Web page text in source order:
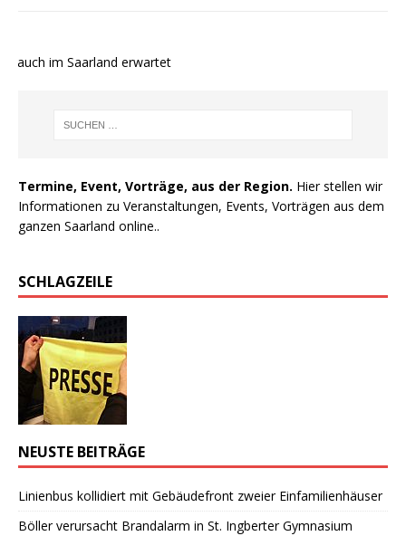
auch im Saarland erwartet
Termine, Event, Vorträge, aus der Region. Hier stellen wir
Informationen zu Veranstaltungen, Events, Vorträgen aus dem
ganzen Saarland online..
SCHLAGZEILE
NEUSTE BEITRÄGE
Linienbus kollidiert mit Gebäudefront zweier Einfamilienhäuser
Böller verursacht Brandalarm in St. Ingberter Gymnasium